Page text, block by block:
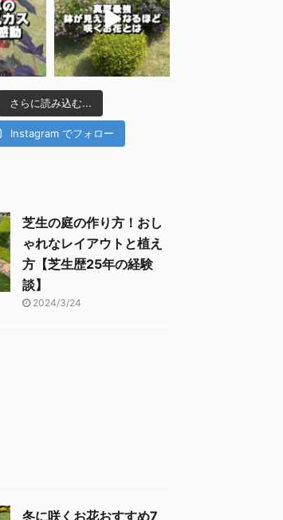
さらに読み込む...
Instagram でフォロー
芝生の庭の作り方！おし
ゃれなレイアウトと植え
方【芝生歴25年の経験
談】
2024/3/24
冬に咲くお花おすすめ7